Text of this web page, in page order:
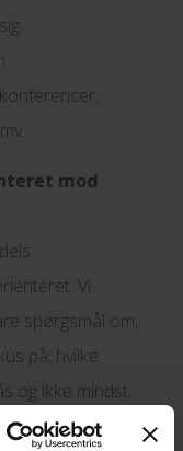
mod
Vi
spørgsmål om,
på, hvilke
og ikke mindst,